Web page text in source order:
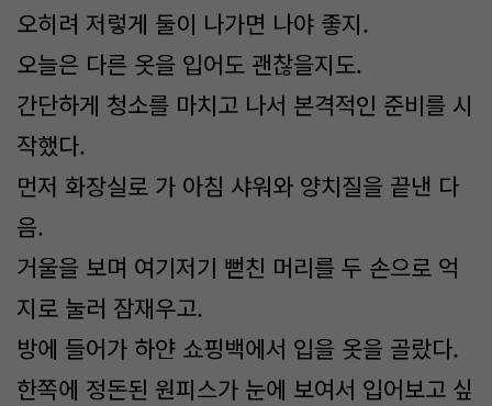
오히려 저렇게 둘이 나가면 나야 좋지.
오늘은 다른 옷을 입어도 괜찮을지도.
간단하게 청소를 마치고 나서 본격적인 준비를 시
작했다.
먼저 화장실로 가 아침 샤워와 양치질을 끝낸 다
음.
거울을 보며 여기저기 뻗친 머리를 두 손으로 억
지로 눌러 잠재우고.
방에 들어가 하얀 쇼핑백에서 입을 옷을 골랐다.
한쪽에 정돈된 원피스가 눈에 보여서 입어보고 싶